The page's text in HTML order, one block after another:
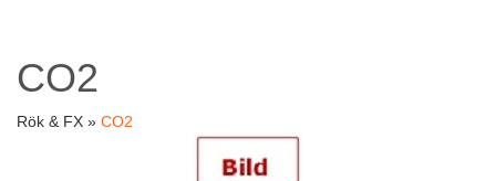
CO2
Rök & FX » CO2